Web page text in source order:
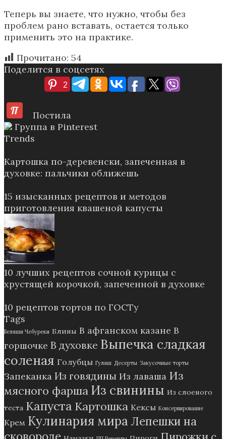
Теперь вы знаете, что нужно, чтобы без
проблем рано вставать, остается только
применить это на практике.
Прочитано: 54
Поделится в соцсетях
2
Постила
Группа в Pinterest
Trends
Картошка по-деревенски, запеченная в
духовке: пальчики оближешь
15 изысканных рецептов и методов
приготовления квашеной капусты
10 лучших рецептов сочной курицы с
хрустящей корочкой, запеченной в духовке
10 рецептов тортов по ГОСТу
Tags
Беляши Чебуреки Блины В афганском казане В
горшочке В духовке Выпечка сладкая
соленая Голубцы Гуляш Десерты Закусочные торты
Запеканка Из говядины Из лаваша Из
мясного фарша Из свинины Из слоеного
теста Капуста Картошка Кексы Консервирование
Крем Кулинария мира Лепешки на